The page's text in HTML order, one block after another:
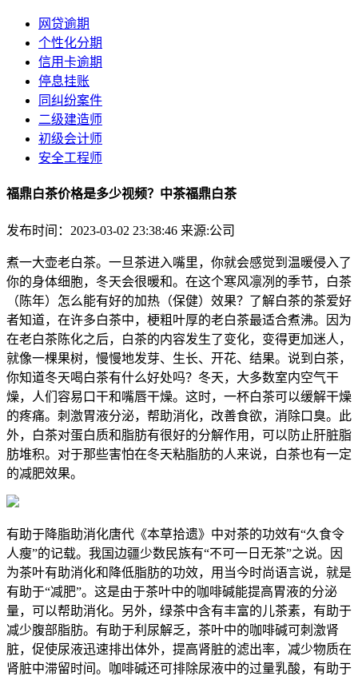
网贷逾期
个性化分期
信用卡逾期
停息挂账
同纠纷案件
二级建造师
初级会计师
安全工程师
福鼎白茶价格是多少视频？中茶福鼎白茶
发布时间：2023-03-02 23:38:46 来源:公司
煮一大壶老白茶。一旦茶进入嘴里，你就会感觉到温暖侵入了
你的身体细胞，冬天会很暖和。在这个寒风凛冽的季节，白茶
（陈年）怎么能有好的加热（保健）效果？了解白茶的茶爱好
者知道，在许多白茶中，梗粗叶厚的老白茶最适合煮沸。因为
在老白茶陈化之后，白茶的内容发生了变化，变得更加迷人，
就像一棵果树，慢慢地发芽、生长、开花、结果。说到白茶，
你知道冬天喝白茶有什么好处吗？冬天，大多数室内空气干
燥，人们容易口干和嘴唇干燥。这时，一杯白茶可以缓解干燥
的疼痛。刺激胃液分泌，帮助消化，改善食欲，消除口臭。此
外，白茶对蛋白质和脂肪有很好的分解作用，可以防止肝脏脂
肪堆积。对于那些害怕在冬天粘脂肪的人来说，白茶也有一定
的减肥效果。
有助于降脂助消化唐代《本草拾遗》中对茶的功效有“久食令
人瘦”的记载。我国边疆少数民族有“不可一日无茶”之说。因
为茶叶有助消化和降低脂肪的功效，用当今时尚语言说，就是
有助于“减肥”。这是由于茶叶中的咖啡碱能提高胃液的分泌
量，可以帮助消化。另外，绿茶中含有丰富的儿茶素，有助于
减少腹部脂肪。有助于利尿解乏，茶叶中的咖啡碱可刺激肾
脏，促使尿液迅速排出体外，提高肾脏的滤出率，减少物质在
肾脏中滞留时间。咖啡碱还可排除尿液中的过量乳酸，有助于